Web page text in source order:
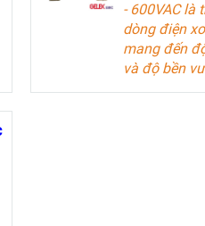
- 600VAC là
dòng điện
mang đến
và độ bền
lý tưởng cho